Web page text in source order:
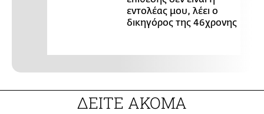
εντολέας μου, λέει ο
δικηγόρος της 46χρονης
ΔΕΙΤΕ ΑΚΟΜΑ